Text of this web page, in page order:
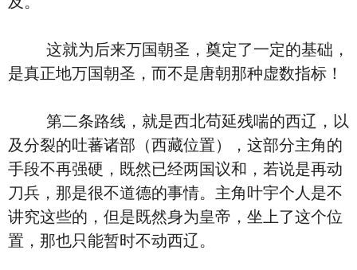
这就为后来万国朝圣，奠定了一定的基础，
是真正地万国朝圣，而不是唐朝那种虚数指标！
第二条路线，就是西北苟延残喘的西辽，以
及分裂的吐蕃诸部（西藏位置），这部分主角的
手段不再强硬，既然已经两国议和，若说是再动
刀兵，那是很不道德的事情。主角叶宇个人是不
讲究这些的，但是既然身为皇帝，坐上了这个位
置，那也只能暂时不动西辽。